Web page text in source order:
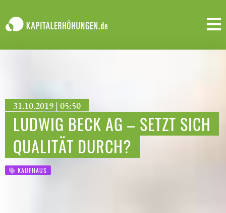
31.10.2019 | 05:50
LUDWIG BECK AG – SETZT SICH
QUALITÄT DURCH?
KAUFHAUS